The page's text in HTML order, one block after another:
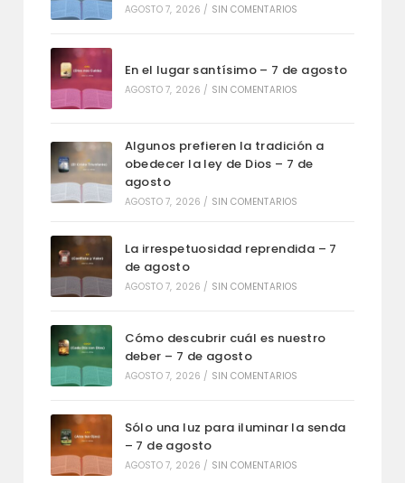
AGOSTO 7, 2026 / SIN COMENTARIOS
En el lugar santísimo – 7 de agosto
AGOSTO 7, 2026 / SIN COMENTARIOS
Algunos prefieren la tradición a
obedecer la ley de Dios – 7 de
agosto
AGOSTO 7, 2026 / SIN COMENTARIOS
La irrespetuosidad reprendida – 7
de agosto
AGOSTO 7, 2026 / SIN COMENTARIOS
Cómo descubrir cuál es nuestro
deber – 7 de agosto
AGOSTO 7, 2026 / SIN COMENTARIOS
Sólo una luz para iluminar la senda
– 7 de agosto
AGOSTO 7, 2026 / SIN COMENTARIOS